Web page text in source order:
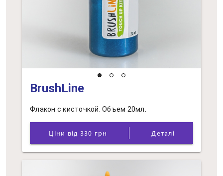
BrushLine
Флакон с кисточкой. Объем 20мл.
Ціни від 330 грн Деталі